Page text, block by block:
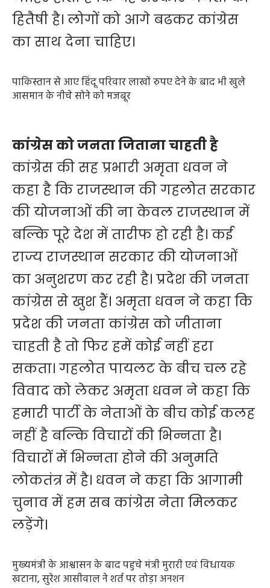
हितैषी है। लोगों को आगे बढकर कांग्रेस
का साथ देना चाहिए।
पाकिस्तान से आए हिंदू परिवार लाखों रुपए देने के बाद भी खुले
आसमान के नीचे सोने को मजबूर
कांग्रेस को जनता जिताना चाहती है
कांग्रेस की सह प्रभारी अमृता धवन ने
कहा है कि राजस्थान की गहलोत सरकार
की योजनाओं की ना केवल राजस्थान में
बल्कि पूरे देश में तारीफ हो रही है। कई
राज्य राजस्थान सरकार की योजनाओं
का अनुशरण कर रही है। प्रदेश की जनता
कांग्रेस से खुश हैं। अमृता धवन ने कहा कि
प्रदेश की जनता कांग्रेस को जीताना
चाहती है तो फिर हमें कोई नहीं हरा
सकता। गहलोत पायलट के बीच चल रहे
विवाद को लेकर अमृता धवन ने कहा कि
हमारी पार्टी के नेताओं के बीच कोई कलह
नहीं है बल्कि विचारों की भिन्नता है।
विचारों में भिन्नता होने की अनुमति
लोकतंत्र में है। धवन ने कहा कि आगामी
चुनाव में हम सब कांग्रेस नेता मिलकर
लड़ेंगे।
मुख्यमंत्री के आश्वासन के बाद पहुचे मंत्री मुरारी एवं विधायक
खटाना, सुरेश आसीवाल ने शर्त पर तोड़ा अनशन